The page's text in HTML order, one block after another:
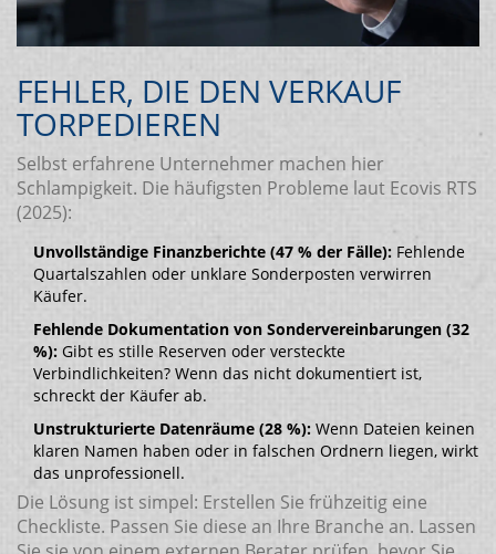
FEHLER, DIE DEN VERKAUF
TORPEDIEREN
Selbst erfahrene Unternehmer machen hier
Schlampigkeit. Die häufigsten Probleme laut Ecovis RTS
(2025):
Unvollständige Finanzberichte (47 % der Fälle): Fehlende
Quartalszahlen oder unklare Sonderposten verwirren
Käufer.
Fehlende Dokumentation von Sondervereinbarungen (32
%): Gibt es stille Reserven oder versteckte
Verbindlichkeiten? Wenn das nicht dokumentiert ist,
schreckt der Käufer ab.
Unstrukturierte Datenräume (28 %): Wenn Dateien keinen
klaren Namen haben oder in falschen Ordnern liegen, wirkt
das unprofessionell.
Die Lösung ist simpel: Erstellen Sie frühzeitig eine
Checkliste. Passen Sie diese an Ihre Branche an. Lassen